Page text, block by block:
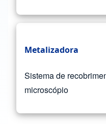
Metalizadora
Sistema de
microscópio